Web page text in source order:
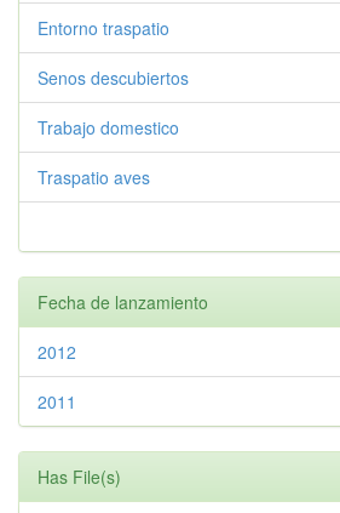
Entorno traspatio
Senos descubiertos
Trabajo domestico
Traspatio aves
Fecha de lanzamiento
2012
2011
Has File(s)